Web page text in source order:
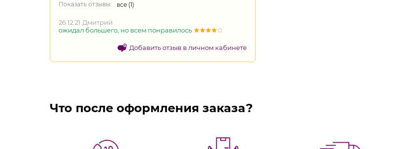
Показать отзывы: все (1)
26.12.21 Дмитрий
ожидал большего, но всем понравилось
Добавить отзыв в личном кабинете
Что после оформления заказа?